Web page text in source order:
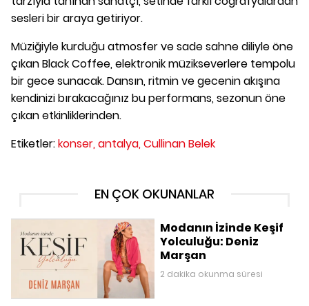
sesleri bir araya getiriyor.
Müziğiyle kurduğu atmosfer ve sade sahne diliyle öne
çıkan Black Coffee, elektronik müzikseverlere tempolu
bir gece sunacak. Dansın, ritmin ve gecenin akışına
kendinizi bırakacağınız bu performans, sezonun öne
çıkan etkinliklerinden.
Etiketler:konser,antalya,Cullinan Belek
EN ÇOK OKUNANLAR
Modanın İzinde Keşif
Yolculuğu: Deniz
Marşan
2 dakika okunma süresi